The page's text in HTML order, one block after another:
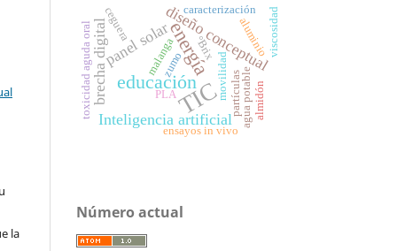
la
TIC
energía
educación
panel solardiseño conceptual
Inteligencia artificial
brecha digital partículas
ensayos in vivo
toxicidad aguda oral agua potable
caracterización
movilidad
malanga
PLA almidón
aluminio
ceguera
zumo
viscosidad
°Brix
Número actual